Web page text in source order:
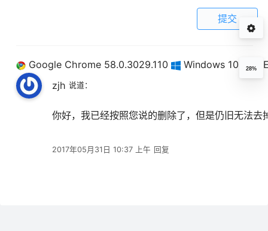
提交
zjh 说道：
2017年05月31日 10:37 上午
Google Chrome 58.0.3029.110 Windows 10 x64
你好，我已经按照您说的删除了，但是仍旧无法去
回复
28%